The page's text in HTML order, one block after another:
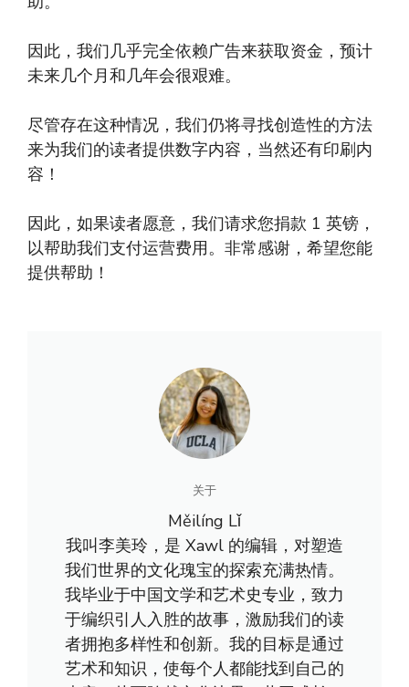
因此，我们几乎完全依赖广告来获取资金，预计
未来几个月和几年会很艰难。
尽管存在这种情况，我们仍将寻找创造性的方法
来为我们的读者提供数字内容，当然还有印刷内
容！
因此，如果读者愿意，我们请求您捐款 1 英镑，
以帮助我们支付运营费用。非常感谢，希望您能
提供帮助！
关于
Měilíng Lǐ
我叫李美玲，是 Xawl 的编辑，对塑造
我们世界的文化瑰宝的探索充满热情。
我毕业于中国文学和艺术史专业，致力
于编织引人入胜的故事，激励我们的读
者拥抱多样性和创新。我的目标是通过
艺术和知识，使每个人都能找到自己的